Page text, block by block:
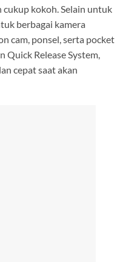
kokoh. Selain untuk
berbagai kamera
cam, ponsel, serta pocket
Quick Release System,
cepat saat akan